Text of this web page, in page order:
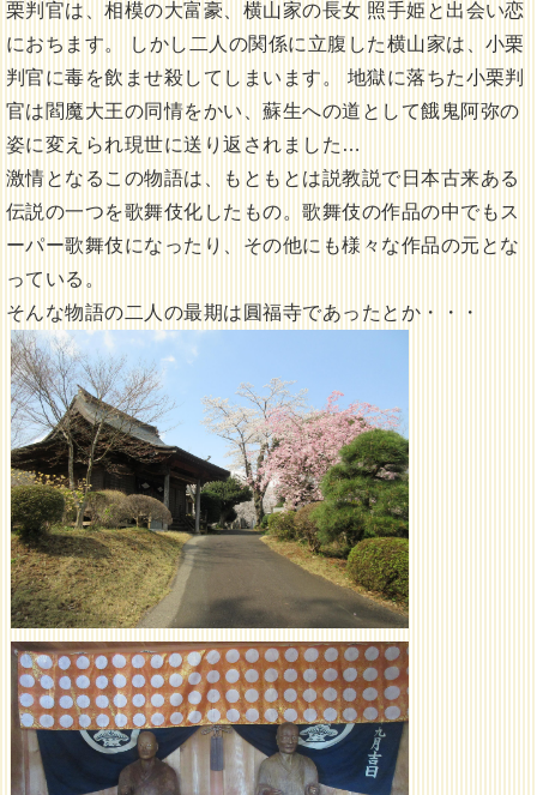
栗判官は、相模の大富豪、横山家の長女 照手姫と出会い恋
におちます。 しかし二人の関係に立腹した横山家は、小栗
判官に毒を飲ませ殺してしまいます。 地獄に落ちた小栗判
官は閻魔大王の同情をかい、蘇生への道として餓鬼阿弥の
姿に変えられ現世に送り返されました…
激情となるこの物語は、もともとは説教説で日本古来ある
伝説の一つを歌舞伎化したもの。歌舞伎の作品の中でもス
ーパー歌舞伎になったり、その他にも様々な作品の元とな
っている。
そんな物語の二人の最期は圓福寺であったとか・・・